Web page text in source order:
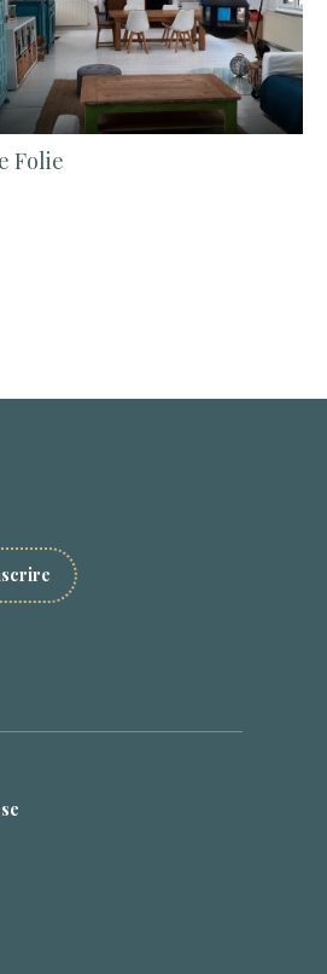
Folie